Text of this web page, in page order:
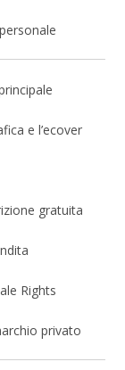
e l’ecover
gratuita
Rights
privato